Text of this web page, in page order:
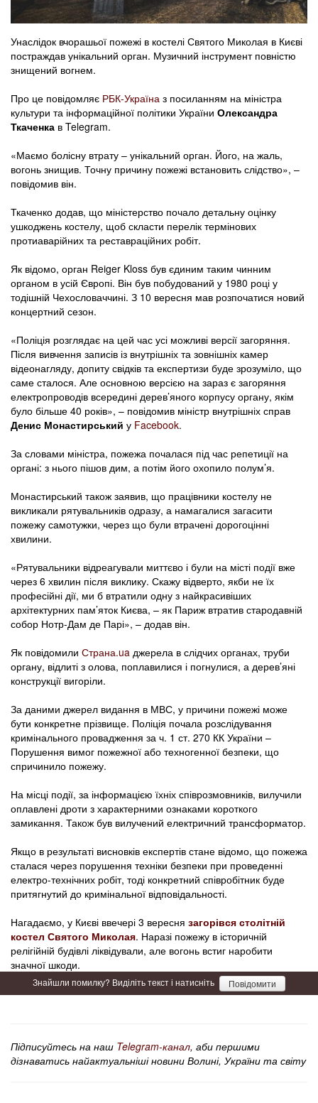
Унаслідок вчорашьої пожежі в костелі Святого Миколая в Києві
постраждав унікальний орган. Музичний інструмент повністю
знищений вогнем.
Про це повідомляє РБК-Україна з посиланням на міністра
культури та інформаційної політики України Олександра
Ткаченка в Telegram.
«Маємо болісну втрату – унікальний орган. Його, на жаль,
вогонь знищив. Точну причину пожежі встановить слідство», –
повідомив він.
Ткаченко додав, що міністерство почало детальну оцінку
ушкоджень костелу, щоб скласти перелік термінових
протиаварійних та реставраційних робіт.
Як відомо, орган Reiger Kloss був єдиним таким чинним
органом в усій Європі. Він був побудований у 1980 році у
тодішній Чехословаччині. З 10 вересня мав розпочатися новий
концертний сезон.
«Поліція розглядає на цей час усі можливі версії загоряння.
Після вивчення записів із внутрішніх та зовнішніх камер
відеонагляду, допиту свідків та експертизи буде зрозуміло, що
саме сталося. Але основною версією на зараз є загоряння
електропроводів всередині дерев’яного корпусу органу, якім
було більше 40 років», – повідомив міністр внутрішніх справ
Денис Монастирський у Facebook.
За словами міністра, пожежа почалася під час репетиції на
органі: з нього пішов дим, а потім його охопило полум’я.
Монастирський також заявив, що працівники костелу не
викликали рятувальників одразу, а намагалися загасити
пожежу самотужки, через що були втрачені дорогоцінні
хвилини.
«Рятувальники відреагували миттєво і були на місті події вже
через 6 хвилин після виклику. Скажу відверто, якби не їх
професійні дії, ми б втратили одну з найкрасивіших
архітектурних пам’яток Києва, – як Париж втратив стародавній
собор Нотр-Дам де Парі», – додав він.
Як повідомили Страна.ua джерела в слідчих органах, труби
органу, відлиті з олова, поплавилися і погнулися, а дерев’яні
конструкції вигоріли.
За даними джерел видання в МВС, у причини пожежі може
бути конкретне прізвище. Поліція почала розслідування
кримінального провадження за ч. 1 ст. 270 КК України –
Порушення вимог пожежної або техногенної безпеки, що
спричинило пожежу.
На місці події, за інформацією їхніх співрозмовників, вилучили
оплавлені дроти з характерними ознаками короткого
замикання. Також був вилучений електричний трансформатор.
Якщо в результаті висновків експертів стане відомо, що пожежа
сталася через порушення техніки безпеки при проведенні
електро-технічних робіт, тоді конкретний співробітник буде
притягнутий до кримінальної відповідальності.
Нагадаємо, у Києві ввечері 3 вересня загорівся столітній
костел Святого Миколая. Наразі пожежу в історичній
релігійній будівлі ліквідували, але вогонь встиг наробити
значної шкоди.
Знайшли помилку? Виділіть текст і натисніть Повідомити
Підписуйтесь на наш Telegram-канал, аби першими
дізнаватись найактуальніші новини Волині, України та світу